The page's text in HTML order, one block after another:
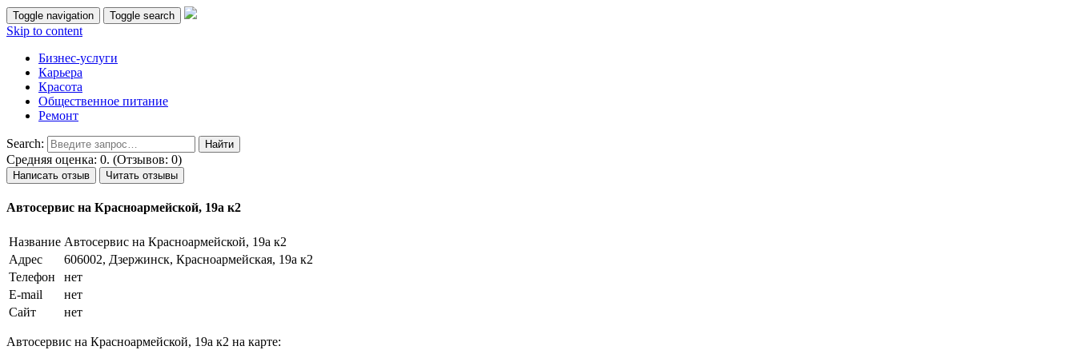
Toggle navigation Toggle search
Skip to content
Бизнес-услуги
Карьера
Красота
Общественное питание
Ремонт
Search:
Средняя оценка: 0. (Отзывов: 0)
Написать отзыв Читать отзывы
Автосервис на Красноармейской, 19а к2
Название Автосервис на Красноармейской, 19а к2
Адрес
606002, Дзержинск, Красноармейская, 19а к2
Телефон
нет
E-mail
нет
Сайт
нет
Автосервис на Красноармейской, 19а к2 на карте: